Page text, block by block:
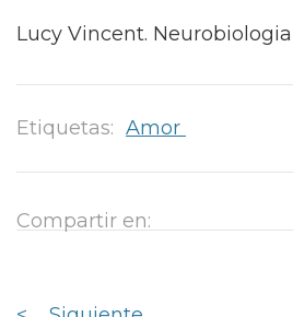
Lucy Vincent.
Etiquetas: Amor
Compartir en: